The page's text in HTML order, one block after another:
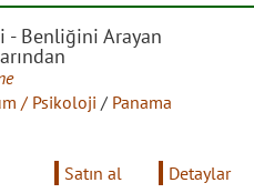
- Benliğini Arayan
/ Psikoloji / Panama
Satın al Detaylar